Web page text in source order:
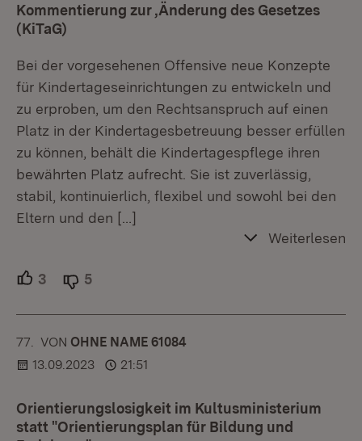
Kommentierung zur ‚Änderung des Gesetzes
(KiTaG)
Bei der vorgesehenen Offensive neue Konzepte
für Kindertageseinrichtungen zu entwickeln und
zu erproben, um den Rechtsanspruch auf einen
Platz in der Kindertagesbetreuung besser erfüllen
zu können, behält die Kindertagespflege ihren
bewährten Platz aufrecht. Sie ist zuverlässig,
stabil, kontinuierlich, flexibel und sowohl bei den
Eltern und den […]
Weiterlesen
3 Unterstützer.
5
77. KOMMENTAR
VON :OHNE NAME 61084
13.09.2023
21:51
Orientierungslosigkeit im Kultusministerium
statt "Orientierungsplan für Bildung und